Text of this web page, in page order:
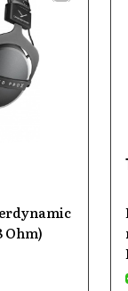
Ohm)